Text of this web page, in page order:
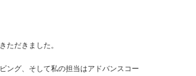
ただきました。
ング、そして私の担当はアドバンスコー